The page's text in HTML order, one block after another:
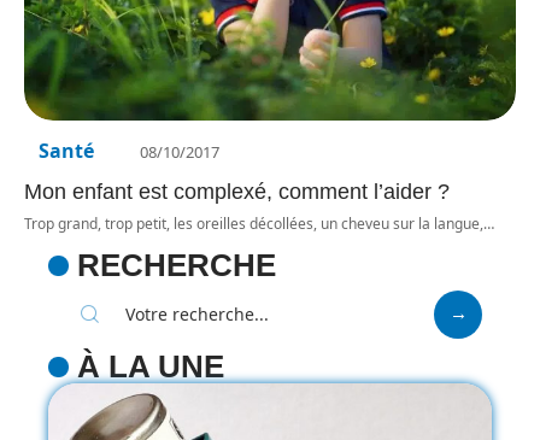
Santé 08/10/2017
Mon enfant est complexé, comment l’aider ?
Trop grand, trop petit, les oreilles décollées, un cheveu sur la langue,…
RECHERCHE
À LA UNE